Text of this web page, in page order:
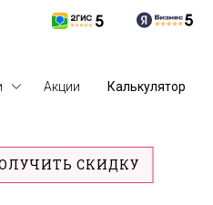
Акции Калькулятор
СКИДКУ